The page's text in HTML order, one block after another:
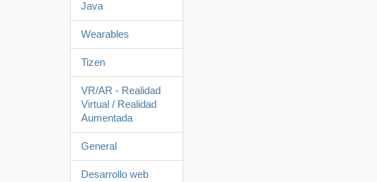
Java
Wearables
Tizen
VR/AR - Realidad
Virtual / Realidad
Aumentada
General
Desarrollo web